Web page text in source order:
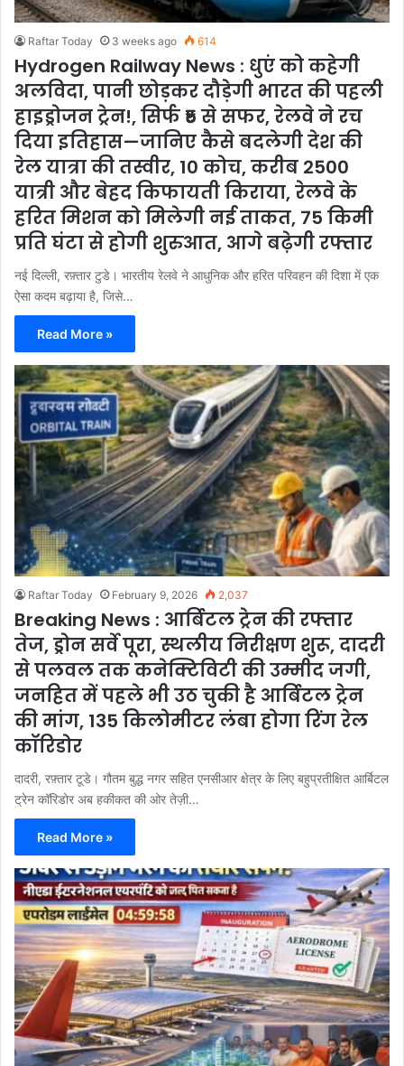
Raftar Today 3 weeks ago 614
Hydrogen Railway News : धुएं को कहेगी
अलविदा, पानी छोड़कर दौड़ेगी भारत की पहली
हाइड्रोजन ट्रेन!, सिर्फ ₹5 से सफर, रेलवे ने रच
दिया इतिहास—जानिए कैसे बदलेगी देश की
रेल यात्रा की तस्वीर, 10 कोच, करीब 2500
यात्री और बेहद किफायती किराया, रेलवे के
हरित मिशन को मिलेगी नई ताकत, 75 किमी
प्रति घंटा से होगी शुरुआत, आगे बढ़ेगी रफ्तार
नई दिल्ली, रफ़्तार टुडे। भारतीय रेलवे ने आधुनिक और हरित परिवहन की दिशा में एक
ऐसा कदम बढ़ाया है, जिसे…
Read More »
Raftar Today February 9, 2026 2,037
Breaking News : आर्बिटल ट्रेन की रफ्तार
तेज, ड्रोन सर्वे पूरा, स्थलीय निरीक्षण शुरू, दादरी
से पलवल तक कनेक्टिविटी की उम्मीद जगी,
जनहित में पहले भी उठ चुकी है आर्बिटल ट्रेन
की मांग, 135 किलोमीटर लंबा होगा रिंग रेल
कॉरिडोर
दादरी, रफ़्तार टूडे। गौतम बुद्ध नगर सहित एनसीआर क्षेत्र के लिए बहुप्रतीक्षित आर्बिटल
ट्रेन कॉरिडोर अब हकीकत की ओर तेज़ी…
Read More »